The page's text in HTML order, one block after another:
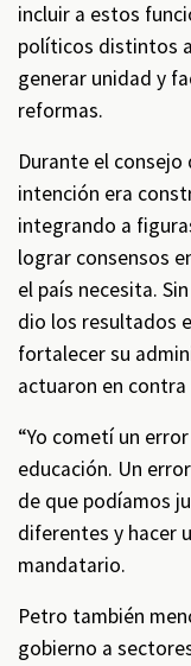
incluir a estos
políticos distintos
generar unidad y
reformas.
Durante el
intención era
integrando a
lograr consensos
el país necesita.
dio los resultados
fortalecer su
actuaron en
“Yo cometí un
educación. Un
de que podíamos
diferentes y hacer
mandatario.
Petro también
gobierno a